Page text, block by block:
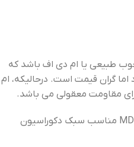
طبیعی یا ام دی اف باشد که
گران قیمت است. درحالیکه، ام
مقاومت معقولی می باشد.
استند پرنتر چوبی و استند پرینتر MDF مناسب سبک دکوراسیون